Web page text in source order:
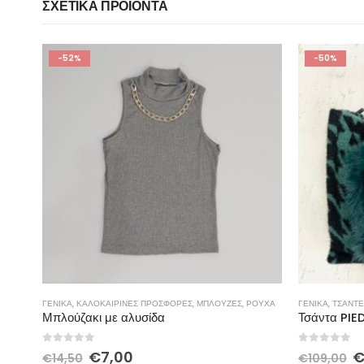
ΣΧΕΤΙΚΆ ΠΡΟΪΌΝΤΑ
-52%
ΓΕΝΙΚΆ, ΚΑΛΟΚΑΙΡΙΝΈΣ ΠΡΟΣΦΌΡΕΣ, ΜΠΛΟΎΖΕΣ, ΡΟΎΧΑ
Μπλούζακι με αλυσίδα
out of 5
€14,50 €7,00
-50%
ΓΕΝΙΚΆ,
Τσάντα
€109,00 €